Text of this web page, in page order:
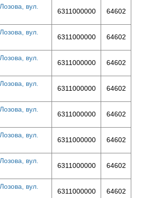
вул.
6311000000 64602
вул.
6311000000 64602
вул.
6311000000 64602
вул.
6311000000 64602
вул.
6311000000 64602
вул.
6311000000 64602
вул.
6311000000 64602
вул.
6311000000 64602